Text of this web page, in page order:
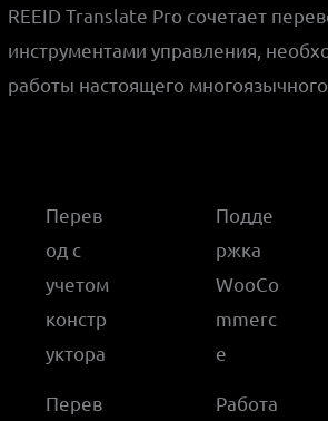
REEID Translate Pro сочетает
инструментами управления,
работы настоящего
Перев
од с
учетом
констр
уктора
Перев
Подде
ржка
WooCo
mmerc
e
Работа